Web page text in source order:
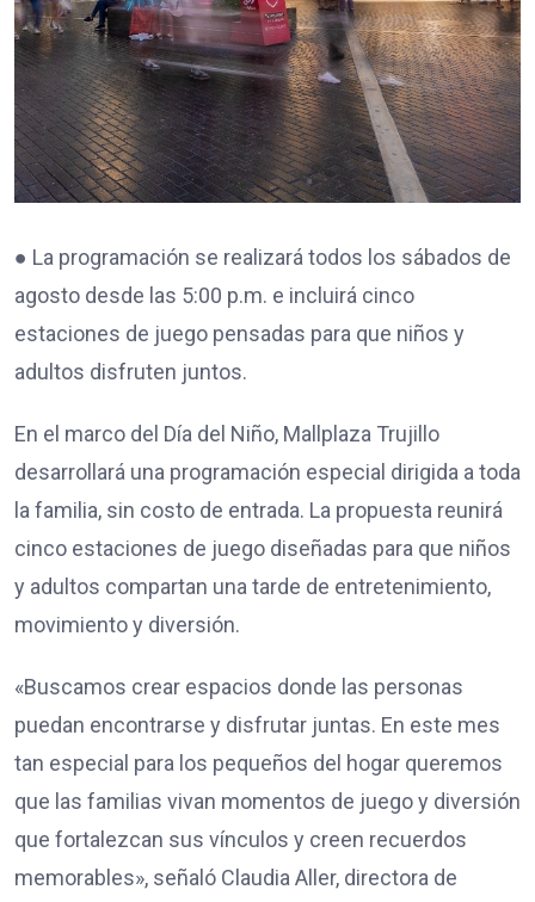
● La programación se realizará todos los sábados de
agosto desde las 5:00 p.m. e incluirá cinco
estaciones de juego pensadas para que niños y
adultos disfruten juntos.
En el marco del Día del Niño, Mallplaza Trujillo
desarrollará una programación especial dirigida a toda
la familia, sin costo de entrada. La propuesta reunirá
cinco estaciones de juego diseñadas para que niños
y adultos compartan una tarde de entretenimiento,
movimiento y diversión.
«Buscamos crear espacios donde las personas
puedan encontrarse y disfrutar juntas. En este mes
tan especial para los pequeños del hogar queremos
que las familias vivan momentos de juego y diversión
que fortalezcan sus vínculos y creen recuerdos
memorables», señaló Claudia Aller, directora de